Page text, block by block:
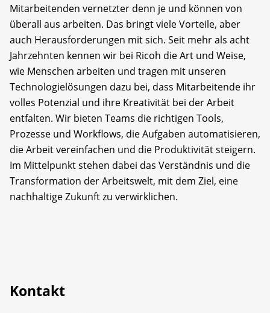
Mitarbeitenden vernetzter denn je und können von
überall aus arbeiten. Das bringt viele Vorteile, aber
auch Herausforderungen mit sich. Seit mehr als acht
Jahrzehnten kennen wir bei Ricoh die Art und Weise,
wie Menschen arbeiten und tragen mit unseren
Technologielösungen dazu bei, dass Mitarbeitende ihr
volles Potenzial und ihre Kreativität bei der Arbeit
entfalten. Wir bieten Teams die richtigen Tools,
Prozesse und Workflows, die Aufgaben automatisieren,
die Arbeit vereinfachen und die Produktivität steigern.
Im Mittelpunkt stehen dabei das Verständnis und die
Transformation der Arbeitswelt, mit dem Ziel, eine
nachhaltige Zukunft zu verwirklichen.
Kontakt